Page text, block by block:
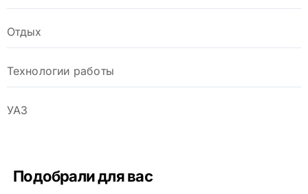
Отдых
Технологии работы
УАЗ
Подобрали для вас